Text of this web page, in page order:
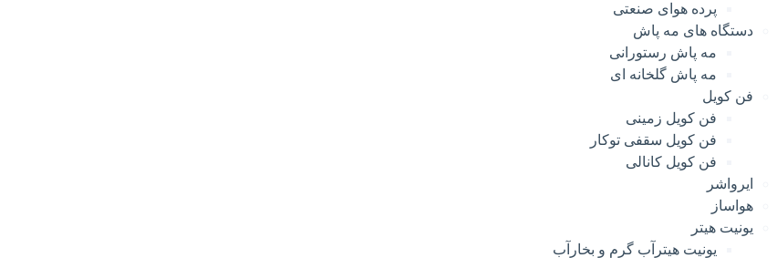
پرده هوای صنعتی
دستگاه های مه پاش
مه پاش رستورانی
مه پاش گلخانه ای
فن کویل
فن کویل زمینی
فن کویل سقفی توکار
فن کویل کانالی
ایرواشر
هواساز
یونیت هیتر
یونیت هیترآب گرم و بخارآب